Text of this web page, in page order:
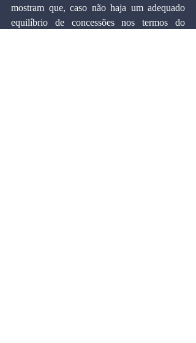
mostram que, caso não haja um adequado
equilíbrio de concessões nos termos do